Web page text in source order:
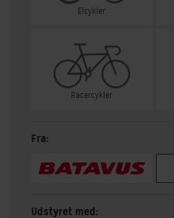
Elcykler
Racercykler
Fra:
Udstyret med: